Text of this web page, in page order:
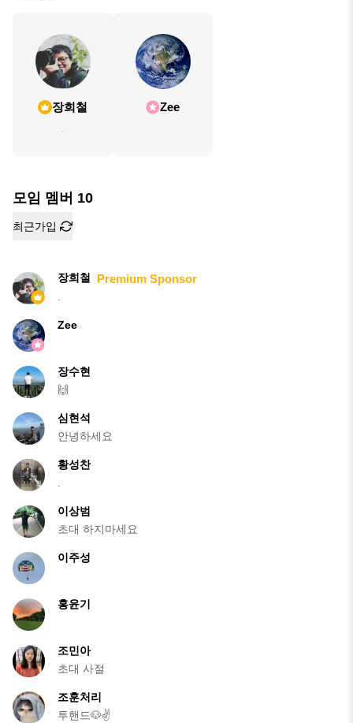
장희철
.
Zee
모임 멤버 10
최근가입
장희철 Premium Sponsor
Zee
장수현
🙌
심현석
안녕하세요
황성찬
이상범
초대 하지마세요
이주성
홍윤기
조민아
초대 사절
조훈처리
투핸드🐶✌️